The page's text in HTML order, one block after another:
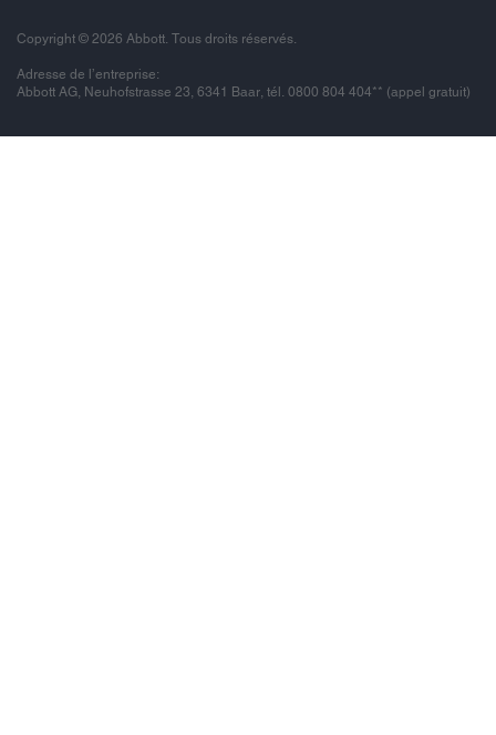
Copyright © 2026 Abbott. Tous droits réservés.
Adresse de l’entreprise:
Abbott AG, Neuhofstrasse 23, 6341 Baar, tél. 0800 804 404** (appel gratuit)